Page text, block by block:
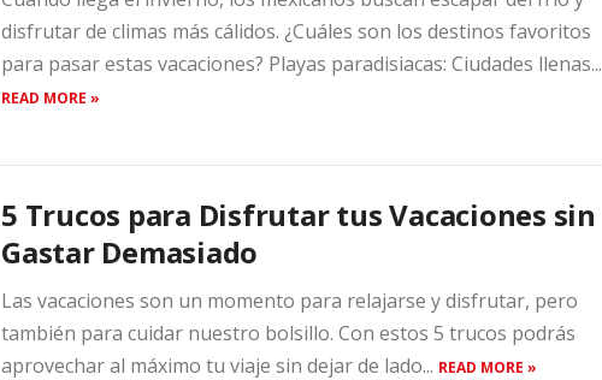
disfrutar de climas más cálidos. ¿Cuáles son los destinos favoritos
para pasar estas vacaciones? Playas paradisiacas: Ciudades llenas...
READ MORE »
5 Trucos para Disfrutar tus Vacaciones sin
Gastar Demasiado
Las vacaciones son un momento para relajarse y disfrutar, pero
también para cuidar nuestro bolsillo. Con estos 5 trucos podrás
aprovechar al máximo tu viaje sin dejar de lado... READ MORE »